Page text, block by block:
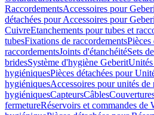
RaccordementsAccessoires pour
détachées pour Accessoires pour
CuivreEtanchements pour tubes et
tubesFixations de raccordementsPièces
raccordementsJoints d'étanchéitéSets
bridesSystème d'hygiène Geberit
hygiéniquesPièces détachées pour
hygiéniquesAccessoires pour unités de
hygiéniquesCapteursCâbles
fermetureRéservoirs et commandes de